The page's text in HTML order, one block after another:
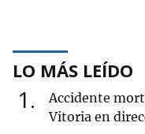
LO MÁS LEÍDO
1
Accidente
Vitoria en